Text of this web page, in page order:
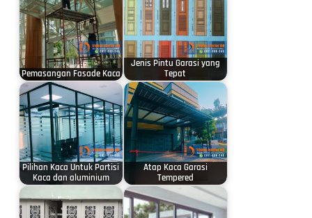
Pemasangan Fasade Kaca
Jenis Pintu Garasi yang
Tepat
Pilihan Kaca Untuk Partisi
Kaca dan aluminium
Atap Kaca Garasi
Tempered